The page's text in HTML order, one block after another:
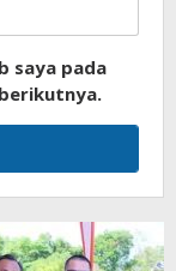
saya pada